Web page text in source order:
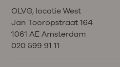
OLVG, locatie West
Jan Tooropstraat 164
1061 AE Amsterdam
020 599 91 11